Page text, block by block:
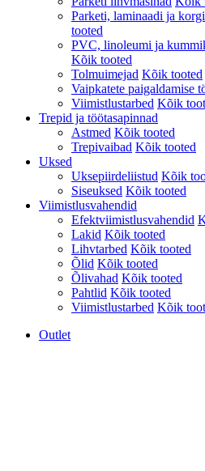
Parketi, laminaadi ja
tooted
PVC, linoleumi ja
Kõik tooted
Tolmuimejad Kõik tooted
Vaipkatete paigaldamise
Viimistlustarbed Kõik
Trepid ja töötasapinnad
Astmed Kõik tooted
Trepivaibad Kõik tooted
Uksed
Uksepiirdeliistud Kõik
Siseuksed Kõik tooted
Viimistlusvahendid
Efektviimistlusvahendid
Lakid Kõik tooted
Lihvtarbed Kõik tooted
Õlid Kõik tooted
Õlivahad Kõik tooted
Pahtlid Kõik tooted
Viimistlustarbed Kõik
Outlet